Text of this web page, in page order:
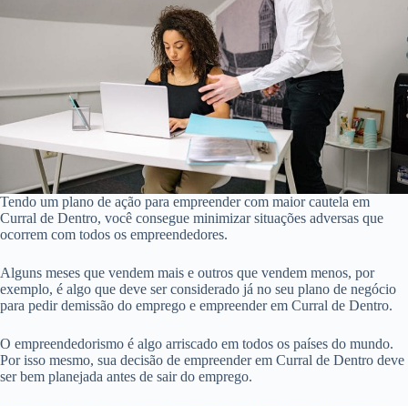
Tendo um plano de ação para empreender com maior cautela em
Curral de Dentro, você consegue minimizar situações adversas que
ocorrem com todos os empreendedores.
Alguns meses que vendem mais e outros que vendem menos, por
exemplo, é algo que deve ser considerado já no seu plano de negócio
para pedir demissão do emprego e empreender em Curral de Dentro.
O empreendedorismo é algo arriscado em todos os países do mundo.
Por isso mesmo, sua decisão de empreender em Curral de Dentro deve
ser bem planejada antes de sair do emprego.